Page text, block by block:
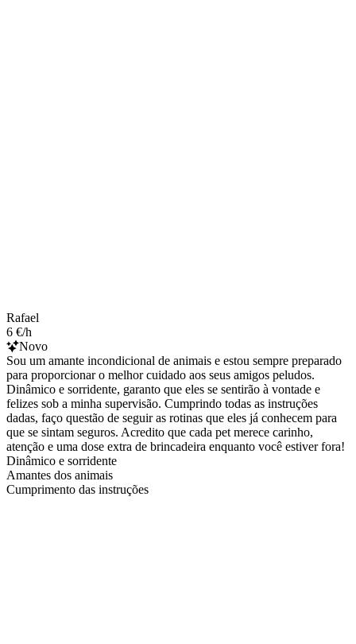
Rafael
6 €/h
Novo
Sou um amante incondicional de animais e estou sempre preparado
para proporcionar o melhor cuidado aos seus amigos peludos.
Dinâmico e sorridente, garanto que eles se sentirão à vontade e
felizes sob a minha supervisão. Cumprindo todas as instruções
dadas, faço questão de seguir as rotinas que eles já conhecem para
que se sintam seguros. Acredito que cada pet merece carinho,
atenção e uma dose extra de brincadeira enquanto você estiver fora!
Dinâmico e sorridente
Amantes dos animais
Cumprimento das instruções